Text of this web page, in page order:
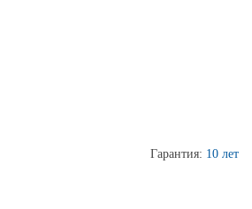
Гарантия: 10 лет